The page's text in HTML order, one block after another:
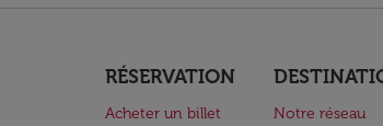
RÉSERVATION
Acheter un billet
Notre réseau